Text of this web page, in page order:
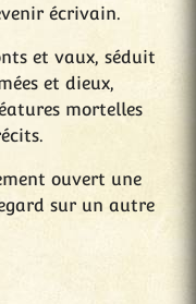
écrivain.
et vaux, séduit
et dieux,
mortelles
ouvert une
sur un autre